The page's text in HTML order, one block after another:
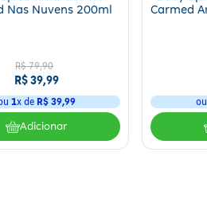
oud e do vetiver.
nas áreas de maior circulação
Nas Nuvens 200ml
R$ 79,90
R$39,99
1x de R$ 39,99
Adicionar
Carmed
ou